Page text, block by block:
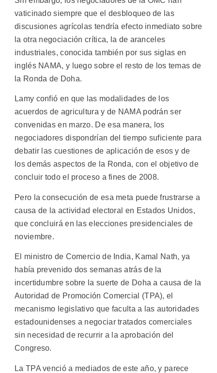
vaticinado siempre que el desbloqueo de las
discusiones agrícolas tendría efecto inmediato sobre
la otra negociación crítica, la de aranceles
industriales, conocida también por sus siglas en
inglés NAMA, y luego sobre el resto de los temas de
la Ronda de Doha.
Lamy confió en que las modalidades de los
acuerdos de agricultura y de NAMA podrán ser
convenidas en marzo. De esa manera, los
negociadores dispondrían del tiempo suficiente para
debatir las cuestiones de aplicación de esos y de
los demás aspectos de la Ronda, con el objetivo de
concluir todo el proceso a fines de 2008.
Pero la consecución de esa meta puede frustrarse a
causa de la actividad electoral en Estados Unidos,
que concluirá en las elecciones presidenciales de
noviembre.
El ministro de Comercio de India, Kamal Nath, ya
había prevenido dos semanas atrás de la
incertidumbre sobre la suerte de Doha a causa de la
Autoridad de Promoción Comercial (TPA), el
mecanismo legislativo que faculta a las autoridades
estadounidenses a negociar tratados comerciales
sin necesidad de recurrir a la aprobación del
Congreso.
La TPA venció a mediados de este año, y parece